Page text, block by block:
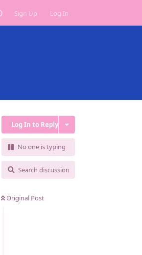
Sign Up Log In
Log In to Reply
No one is typing
Search discussion
Original Post